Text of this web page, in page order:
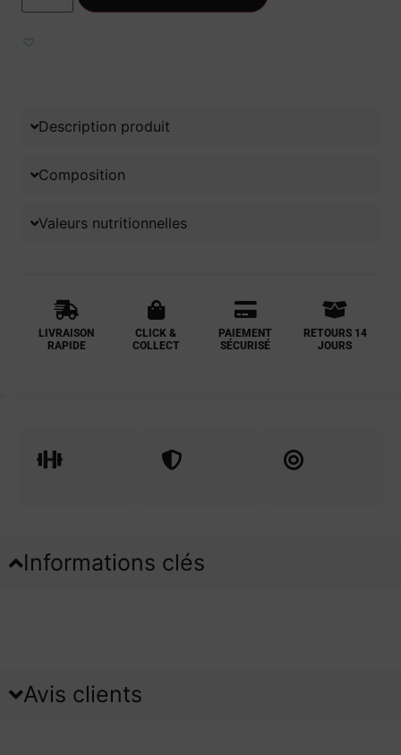
Description produit
Composition
Valeurs nutritionnelles
LIVRAISON
RAPIDE
CLICK &
COLLECT
PAIEMENT
SÉCURISÉ
RETOURS 14
JOURS
Informations clés
Avis clients